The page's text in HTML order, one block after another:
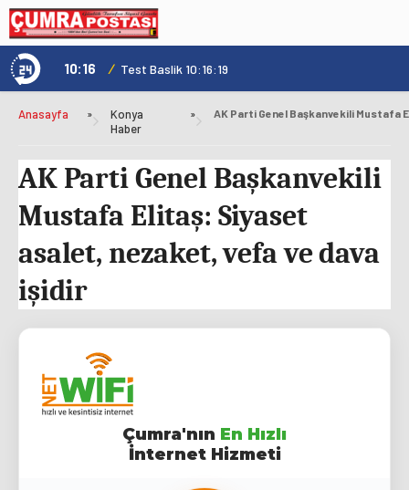
10:16 / Test Baslik 10:16:19
Anasayfa »
Konya
Haber
»
AK Parti Genel Başkanvekili
Mustafa Elitaş: Siyaset
asalet, nezaket, vefa ve dava
işidir
Çumra'nın En Hızlı
İnternet Hizmeti